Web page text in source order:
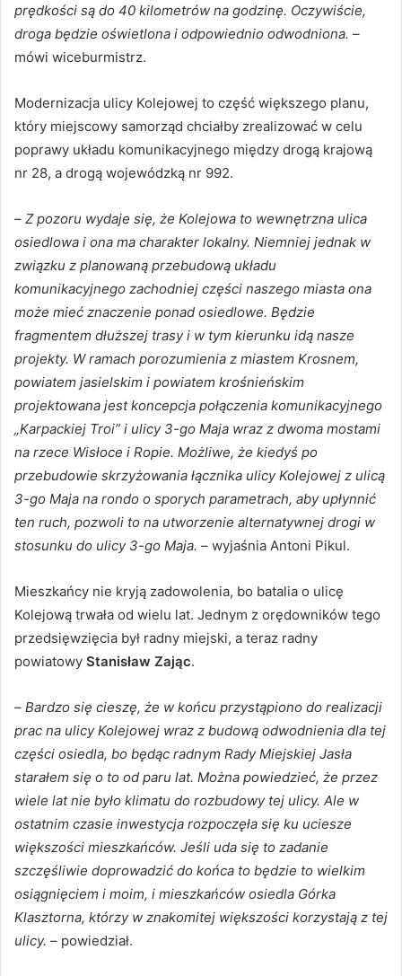
prędkości są do 40 kilometrów na godzinę. Oczywiście,
droga będzie oświetlona i odpowiednio odwodniona. –
mówi wiceburmistrz.
Modernizacja ulicy Kolejowej to część większego planu,
który miejscowy samorząd chciałby zrealizować w celu
poprawy układu komunikacyjnego między drogą krajową
nr 28, a drogą wojewódzką nr 992.
– Z pozoru wydaje się, że Kolejowa to wewnętrzna ulica
osiedlowa i ona ma charakter lokalny. Niemniej jednak w
związku z planowaną przebudową układu
komunikacyjnego zachodniej części naszego miasta ona
może mieć znaczenie ponad osiedlowe. Będzie
fragmentem dłuższej trasy i w tym kierunku idą nasze
projekty. W ramach porozumienia z miastem Krosnem,
powiatem jasielskim i powiatem krośnieńskim
projektowana jest koncepcja połączenia komunikacyjnego
„Karpackiej Troi” i ulicy 3-go Maja wraz z dwoma mostami
na rzece Wisłoce i Ropie. Możliwe, że kiedyś po
przebudowie skrzyżowania łącznika ulicy Kolejowej z ulicą
3-go Maja na rondo o sporych parametrach, aby upłynnić
ten ruch, pozwoli to na utworzenie alternatywnej drogi w
stosunku do ulicy 3-go Maja. – wyjaśnia Antoni Pikul.
Mieszkańcy nie kryją zadowolenia, bo batalia o ulicę
Kolejową trwała od wielu lat. Jednym z orędowników tego
przedsięwzięcia był radny miejski, a teraz radny
powiatowy Stanisław Zając.
– Bardzo się cieszę, że w końcu przystąpiono do realizacji
prac na ulicy Kolejowej wraz z budową odwodnienia dla tej
części osiedla, bo będąc radnym Rady Miejskiej Jasła
starałem się o to od paru lat. Można powiedzieć, że przez
wiele lat nie było klimatu do rozbudowy tej ulicy. Ale w
ostatnim czasie inwestycja rozpoczęła się ku uciesze
większości mieszkańców. Jeśli uda się to zadanie
szczęśliwie doprowadzić do końca to będzie to wielkim
osiągnięciem i moim, i mieszkańców osiedla Górka
Klasztorna, którzy w znakomitej większości korzystają z tej
ulicy. – powiedział.